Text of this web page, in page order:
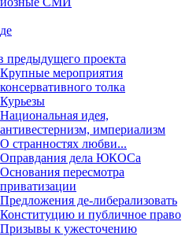
предыдущего проекта
Крупные мероприятия
консервативного толка
Курьезы
Национальная идея,
антивестернизм, империализм
О странностях любви...
Оправдания дела ЮКОСа
Основания пересмотра
приватизации
Предложения де-либерализовать
Конституцию и публичное право
Призывы к ужесточению